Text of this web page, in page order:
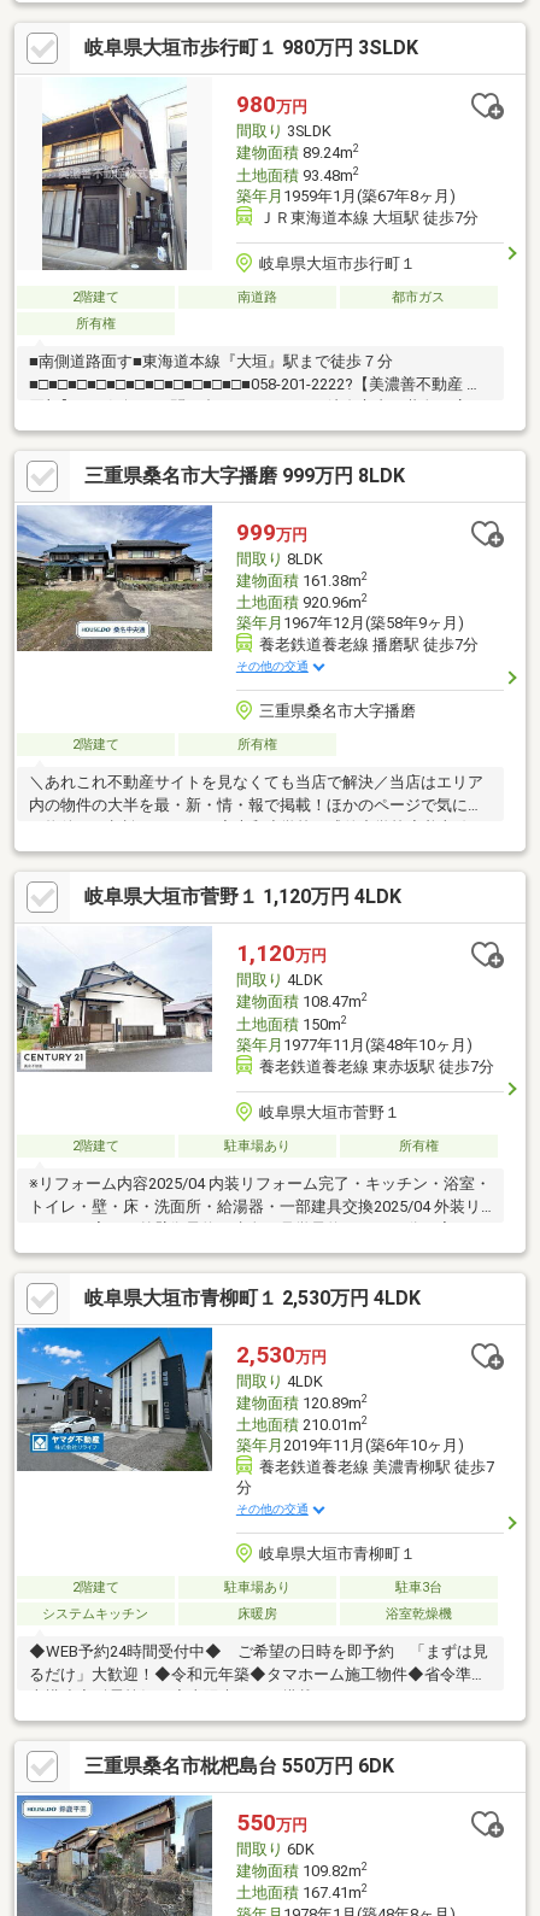
岐阜県大垣市歩行町１ 980万円 3SLDK
980万円
間取り 3SLDK
建物面積89.24m2
土地面積93.48m2
築年月 1959年1月(築67年8ヶ月)
ＪＲ東海道本線 大垣駅 徒歩7分
岐阜県大垣市歩行町１
2階建て 南道路
都市ガス
所有権
■南側道路面す■東海道本線『大垣』駅まで徒歩７分
■□■□■□■□■□■□■□■□■□■□■□■058-201-2222?【美濃善不動産 売
舗・黄色い看板・黄色い車を見かけたことありませんか。私たち
が美濃善不動産です！岐阜を知っている岐阜の不動産エキスパー
ト！土地探しも住まい探しも建築も不動産のことならお任せ下さ
い。■売買保有物件1000件以上！
三重県桑名市大字播磨 999万円 8LDK
999万円
間取り 8LDK
建物面積161.38m2
土地面積920.96m2
築年月 1967年12月(築58年9ヶ月)
養老鉄道養老線 播磨駅 徒歩7分
その他の交通
三重県桑名市大字播磨
2階建て 所有権
＼あれこれ不動産サイトを見なくても当店で解決／当店はエリア
内の物件の大半を最・新・情・報で掲載！ほかのページで気にな
「播磨駅」まで徒歩約7分◆敷地面積約278.59坪◆敷地内に建物2
棟あり◆南庭あり※写真をクリックすると、詳細をご覧いただけ
ます。＝＝＝＝＝＝＝＝＝＝＝＝＝＝＝＝＝＝＝＝＝＝＝＝＝
《失敗しない住宅ローン選び！》豊富な銀行金利情報を持ってい
ますので、お客様の安心ゆとりのある資金計画をご提案できま
す。＝＝＝＝＝＝＝＝＝＝＝＝＝＝＝＝＝＝＝＝＝＝＝＝＝
岐阜県大垣市菅野１ 1,120万円 4LDK
1,120万円
間取り 4LDK
建物面積108.47m2
土地面積150m2
築年月 1977年11月(築48年10ヶ月)
養老鉄道養老線 東赤坂駅 徒歩7分
岐阜県大垣市菅野１
2階建て 駐車場あり 所有権
※リフォーム内容2025/04 内装リフォーム完了・キッチン・浴室・
トイレ・壁・床・洗面所・給湯器・一部建具交換2025/04 外装リ
※売主様との調整が必要な場合がございますセンチュリー２１真
永不動産はココがおすすめ〇幅広い取り扱い物件！〇無料住宅ロ
ーン相談できます！〇地域最大級の営業スタッフ数！〇キッズス
ペース完備！〇不動産以外の知識も豊富です！営業時間9：30～
18：00 (定休日：水曜日)この時間帯はお電話でのお問い合わせ
がスムーズにご案内できます。
岐阜県大垣市青柳町１ 2,530万円 4LDK
2,530万円
間取り 4LDK
建物面積120.89m2
土地面積210.01m2
築年月 2019年11月(築6年10ヶ月)
養老鉄道養老線 美濃青柳駅 徒歩7
分
その他の交通
岐阜県大垣市青柳町１
2階建て 駐車場あり
駐車3台
システムキッチン
床暖房 浴室乾燥機
◆WEB予約24時間受付中◆ ご希望の日時を即予約 「まずは見
るだけ」大歓迎！◆令和元年築◆タマホーム施工物件◆省令準耐
ク製）◆各居室エアコン・カーテン付き◆リビング 床暖房◆食
洗乾燥機◆宅配ボックス◆屋外物置◆駐車並列３台暮らしが快適
になる設備が充実！YAMADA電機グループだからできる！・住宅
購入時の家電・家具、太陽光発電、カーポート等 の購入・設
置・火災保険の見積もりから加入手続き・住宅ローンの相談から
事前審査、引渡しまでの手続きサポート・住宅ローン控除、各自
治体の助成金 のサポート
三重県桑名市枇杷島台 550万円 6DK
550万円
間取り 6DK
建物面積109.82m2
土地面積167.41m2